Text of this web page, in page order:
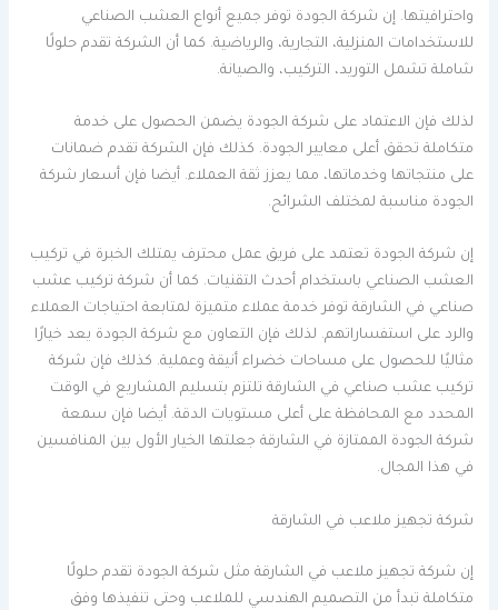
واحترافيتها. إن شركة الجودة توفر جميع أنواع العشب الصناعي
للاستخدامات المنزلية، التجارية، والرياضية. كما أن الشركة تقدم حلولًا
شاملة تشمل التوريد، التركيب، والصيانة.
لذلك فإن الاعتماد على شركة الجودة يضمن الحصول على خدمة
متكاملة تحقق أعلى معايير الجودة. كذلك فإن الشركة تقدم ضمانات
على منتجاتها وخدماتها، مما يعزز ثقة العملاء. أيضا فإن أسعار شركة
الجودة مناسبة لمختلف الشرائح.
إن شركة الجودة تعتمد على فريق عمل محترف يمتلك الخبرة في تركيب
العشب الصناعي باستخدام أحدث التقنيات. كما أن شركة تركيب عشب
صناعي في الشارقة توفر خدمة عملاء متميزة لمتابعة احتياجات العملاء
والرد على استفساراتهم. لذلك فإن التعاون مع شركة الجودة يعد خيارًا
مثاليًا للحصول على مساحات خضراء أنيقة وعملية. كذلك فإن شركة
تركيب عشب صناعي في الشارقة تلتزم بتسليم المشاريع في الوقت
المحدد مع المحافظة على أعلى مستويات الدقة. أيضا فإن سمعة
شركة الجودة الممتازة في الشارقة جعلتها الخيار الأول بين المنافسين
في هذا المجال.
شركة تجهيز ملاعب في الشارقة
إن شركة تجهيز ملاعب في الشارقة مثل شركة الجودة تقدم حلولًا
متكاملة تبدأ من التصميم الهندسي للملاعب وحتى تنفيذها وفق